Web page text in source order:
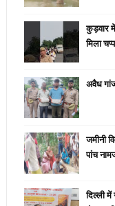
कुड़वार
मिला
अवैध
जमीनी
पांच
दिल्ली